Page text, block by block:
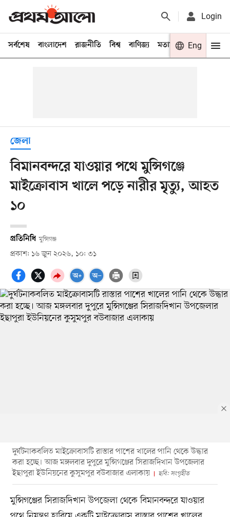
Login
সর্বশেষ বাংলাদেশ রাজনীতি বিশ্ব বাণিজ্য মতামত খেলা
Eng
জেলা
বিমানবন্দরে যাওয়ার পথে মুন্সিগঞ্জে
মাইক্রোবাস খালে পড়ে নারীর মৃত্যু, আহত
১০
প্রতিনিধি মুন্সিগঞ্জ
প্রকাশ: ১৬ জুন ২০২৬, ১০: ৩১
দুর্ঘটনাকবলিত মাইক্রোবাসটি রাস্তার পাশের খালের পানি থেকে উদ্ধার
করা হচ্ছে। আজ মঙ্গলবার দুপুরে মুন্সিগঞ্জের সিরাজদিখান উপজেলার
ইছাপুরা ইউনিয়নের কুসুমপুর বউবাজার এলাকায়
ছবি: সংগৃহীত
মুন্সিগঞ্জের সিরাজদিখান উপজেলা থেকে বিমানবন্দরে যাওয়ার